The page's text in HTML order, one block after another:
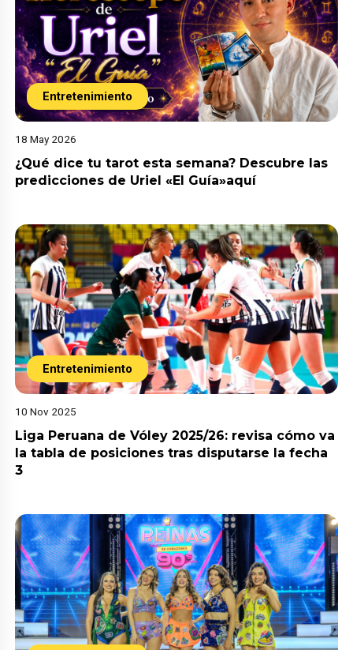
Entretenimiento
18 May 2026
¿Qué dice tu tarot esta semana? Descubre las
predicciones de Uriel «El Guía»aquí
Entretenimiento
10 Nov 2025
Liga Peruana de Vóley 2025/26: revisa cómo va
la tabla de posiciones tras disputarse la fecha
3